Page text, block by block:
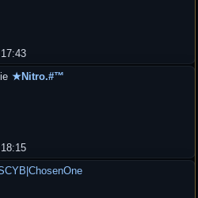
★Nitro.#™